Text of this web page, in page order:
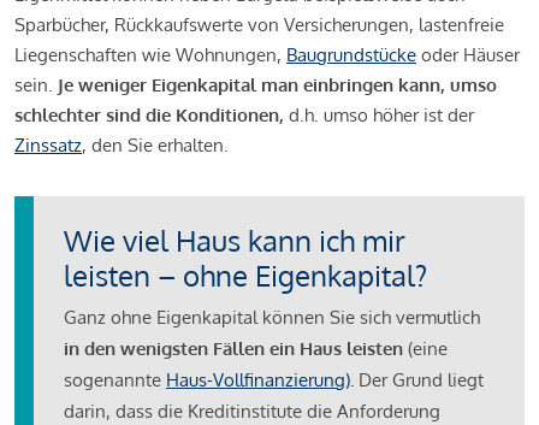
Sparbücher, Rückkaufswerte von Versicherungen, lastenfreie
Liegenschaften wie Wohnungen, Baugrundstücke oder Häuser
sein. Je weniger Eigenkapital man einbringen kann, umso
schlechter sind die Konditionen, d.h. umso höher ist der
Zinssatz, den Sie erhalten.
Wie viel Haus kann ich mir
leisten – ohne Eigenkapital?
Ganz ohne Eigenkapital können Sie sich vermutlich
in den wenigsten Fällen ein Haus leisten (eine
sogenannte Haus-Vollfinanzierung). Der Grund liegt
darin, dass die Kreditinstitute die Anforderung